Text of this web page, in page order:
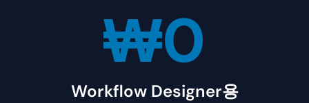
₩0
Workflow Designer용